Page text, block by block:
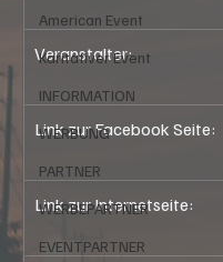
American Event
Karitativer Event
INFORMATION
WERBUNG
PARTNER
WERBEPARTNER
EVENTPARTNER
Veranstalter:
Link zur Facebook Seite:
Link zur Internetseite: